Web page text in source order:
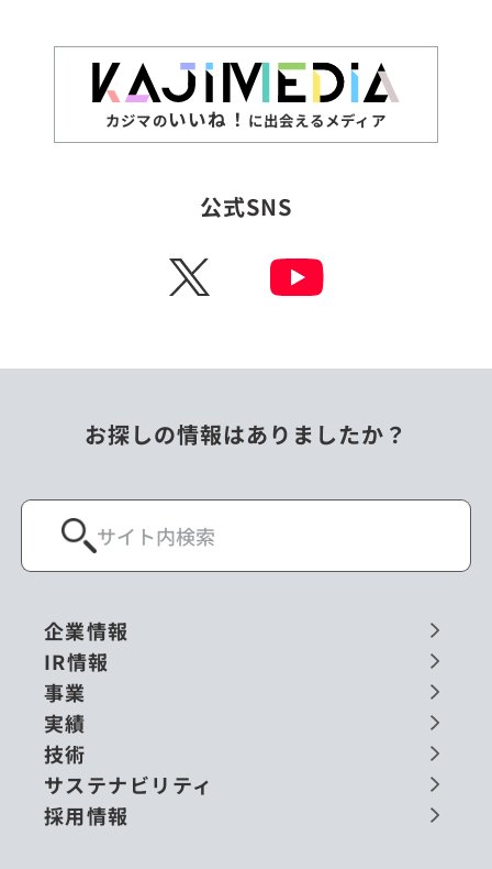
カジマのいいね！ に出会えるメディア
公式SNS
X
お探しの情報はありましたか？
企業情報
IR情報
事業
実績
技術
サステナビリティ
採用情報